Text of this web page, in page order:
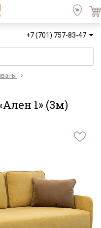
+7 (701) 757-83-47
1» (3м)